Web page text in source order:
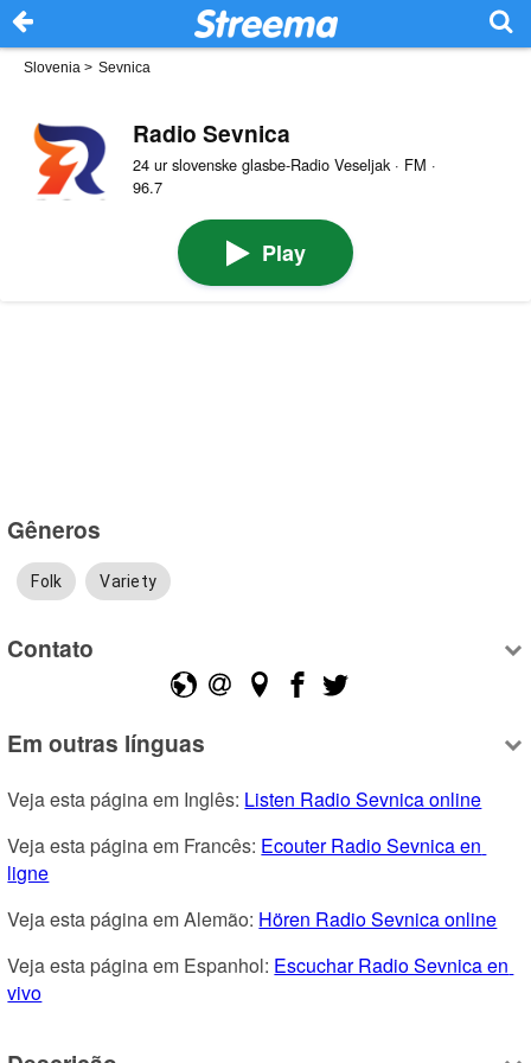
Slovenia > Sevnica
Radio Sevnica
24 ur slovenske glasbe-Radio Veseljak · FM ·
96.7
Play
Gêneros
Folk Variety
Contato
Em outras línguas
Veja esta página em Inglês: Listen Radio Sevnica online
Veja esta página em Francês: Ecouter Radio Sevnica en
ligne
Veja esta página em Alemão: Hören Radio Sevnica online
Veja esta página em Espanhol: Escuchar Radio Sevnica en
vivo